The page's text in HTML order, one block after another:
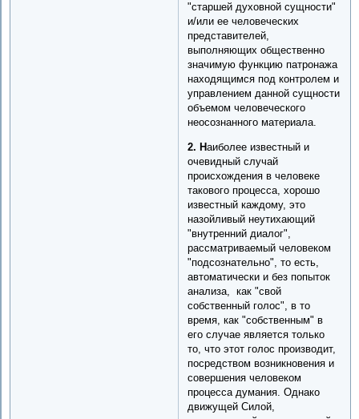
"старшей духовной сущности"
и/или ее человеческих
представителей,
выполняющих общественно
значимую функцию патронажа
находящимся под контролем и
управлением данной сущности
объемом человеческого
неосознанного материала.
2. Наиболее известный и
очевидный случай
происхождения в человеке
такового процесса, хорошо
известный каждому, это
назойливый неутихающий
"внутренний диалог",
рассматриваемый человеком
"подсознательно", то есть,
автоматически и без попыток
анализа, как "свой
собственный голос", в то
время, как "собственным" в
его случае является только
то, что этот голос производит,
посредством возникновения и
совершения человеком
процесса думания. Однако
движущей Силой,